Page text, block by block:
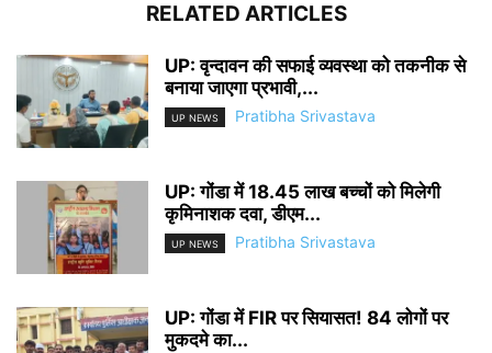
RELATED ARTICLES
UP: वृन्दावन की सफाई व्यवस्था को तकनीक से
बनाया जाएगा प्रभावी,...
UP NEWS Pratibha Srivastava
UP: गोंडा में 18.45 लाख बच्चों को मिलेगी
कृमिनाशक दवा, डीएम...
UP NEWS Pratibha Srivastava
UP: गोंडा में FIR पर सियासत! 84 लोगों पर
मुकदमे का...